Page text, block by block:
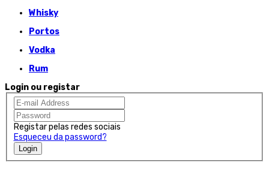
Whisky
Portos
Vodka
Rum
Login ou registar
Registar pelas redes sociais
Esqueceu da password?
Login